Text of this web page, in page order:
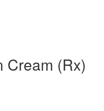
Cream (Rx)